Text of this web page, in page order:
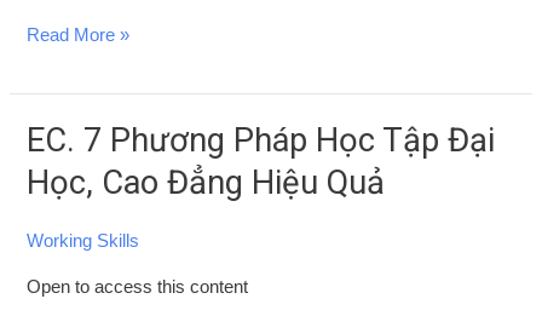
Read More »
EC. 7 Phương Pháp Học Tập Đại
Học, Cao Đẳng Hiệu Quả
Working Skills
Open to access this content
EC.
7
Phương
Pháp
Tập